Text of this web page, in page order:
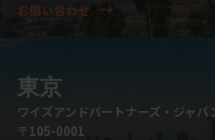
お問い合わせ
東京
ワイズアンドパートナーズ・ジャパ
〒105-0001